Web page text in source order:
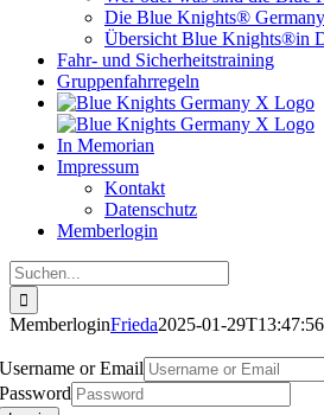
Die Blue Knights®
Übersicht Blue Knights®in
Fahr- und Sicherheitstraining
Gruppenfahrregeln
In Memorian
Impressum
Kontakt
Datenschutz
Memberlogin
Suche
nach:
MemberloginFrieda2025-01-
Username or Email
Password